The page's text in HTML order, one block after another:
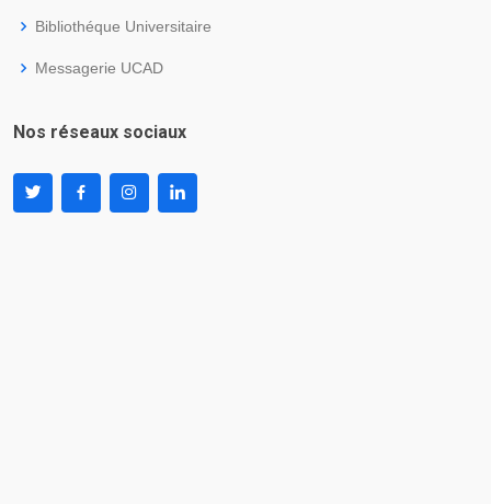
Bibliothéque Universitaire
Messagerie UCAD
Nos réseaux sociaux